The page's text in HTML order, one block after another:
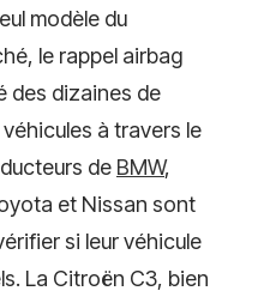
modèle du
le rappel airbag
des dizaines de
à travers le
de BMW,
et Nissan sont
si leur véhicule
La Citroën C3, bien